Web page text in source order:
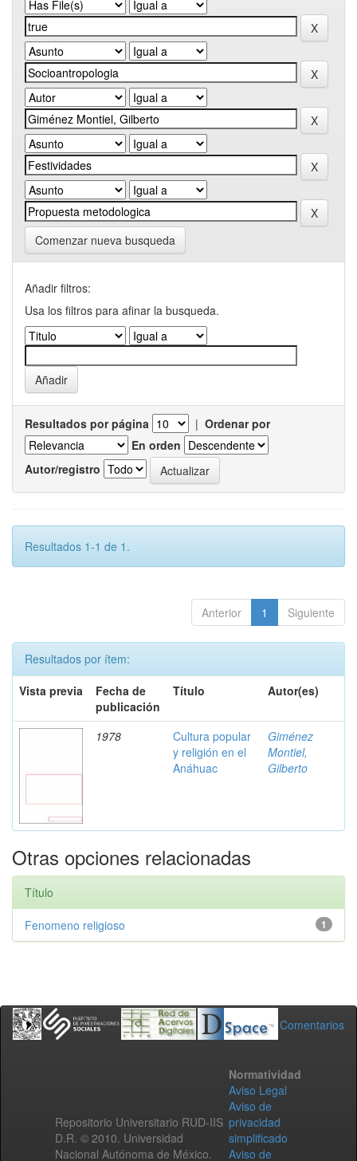
Comenzar nueva busqueda
Añadir filtros:
Usa los filtros para afinar la busqueda.
Resultados por página | Ordenar por
En orden
Autor/registro
Resultados 1-1 de 1.
Anterior 1 Siguiente
Resultados por ítem:
Vista previa
Fecha de
publicación
Título Autor(es)
1978
Cultura popular
y religión en el
Anáhuac
Giménez
Montiel,
Gilberto
Otras opciones relacionadas
Título
1
Fenomeno religioso
Comentarios
Repositorio Universitario RUD-IIS
D.R. © 2010. Universidad
Nacional Autónoma de México.
Normatividad
Aviso Legal
Aviso de
privacidad
simplificado
Aviso de